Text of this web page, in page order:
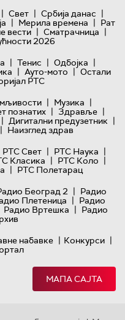
| Свет | Србија данас |
| Мерила времена | Рат
вести | Сматрачница |
2026
| Тенис | Одбојка |
| Ауто-мото | Остали
РТС
| Музика |
познатих | Здравље |
| Дигитални предузетник |
| Наизглед здрав
РТС Свет | РТС Наука |
Класика | РТС Коло |
| РТС Полетарац
Београд 2 | Радио
Плетеница | Радио
Радио Вртешка | Радио
набавке | Конкурси |
МАПА САЈТА